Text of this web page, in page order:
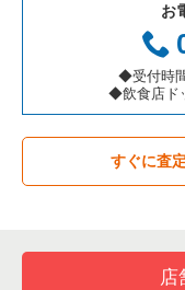
お弁当・惣菜・デリ
カラオケ・パブ・ス
バーの居抜き売却物
居酒屋・ダイニング
三重県の飲食店の居
習志野市の飲食店の
千葉市美浜区の飲食
佐倉市の飲食店の居
四街道市の飲食店の
千葉県のアジア料理
千葉県のカフェの居
千葉県のテイクアウ
千葉県のお弁当・惣
千葉県のバーの居抜
柏市のバーの居抜き
柏市の居酒屋・ダイ
柏市の和食の居抜き
柏市のその他の居抜
お
◆受付時
◆飲食店ド
すぐに査
店